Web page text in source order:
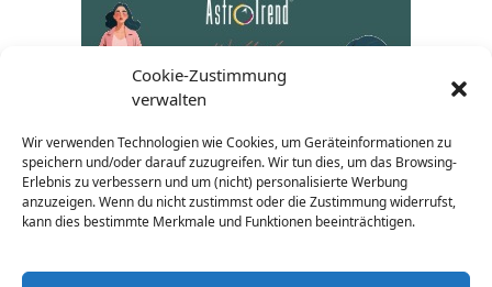
Cookie-Zustimmung
verwalten
Wir verwenden Technologien wie Cookies, um Geräteinformationen zu
speichern und/oder darauf zuzugreifen. Wir tun dies, um das Browsing-
Erlebnis zu verbessern und um (nicht) personalisierte Werbung
anzuzeigen. Wenn du nicht zustimmst oder die Zustimmung widerrufst,
kann dies bestimmte Merkmale und Funktionen beeinträchtigen.